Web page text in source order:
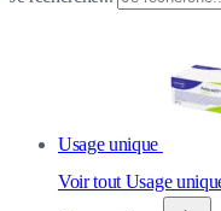
Usage unique
Voir tout Usage